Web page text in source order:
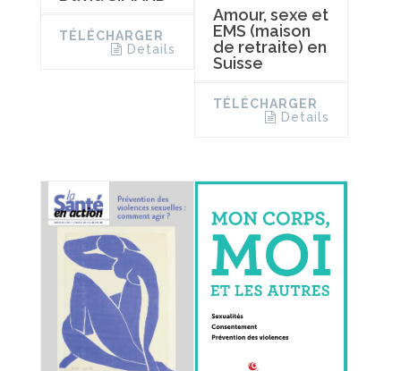
TÉLÉCHARGER
Details
Amour, sexe et
EMS (maison
de retraite) en
Suisse
TÉLÉCHARGER
Details